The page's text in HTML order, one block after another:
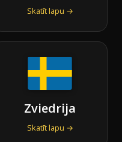
Skatīt lapu →
Zviedrija
Skatīt lapu →